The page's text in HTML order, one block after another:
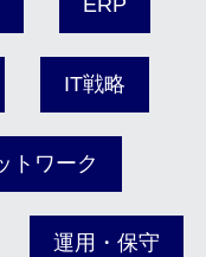
ERP
IT戦略
トワーク
運用・保守